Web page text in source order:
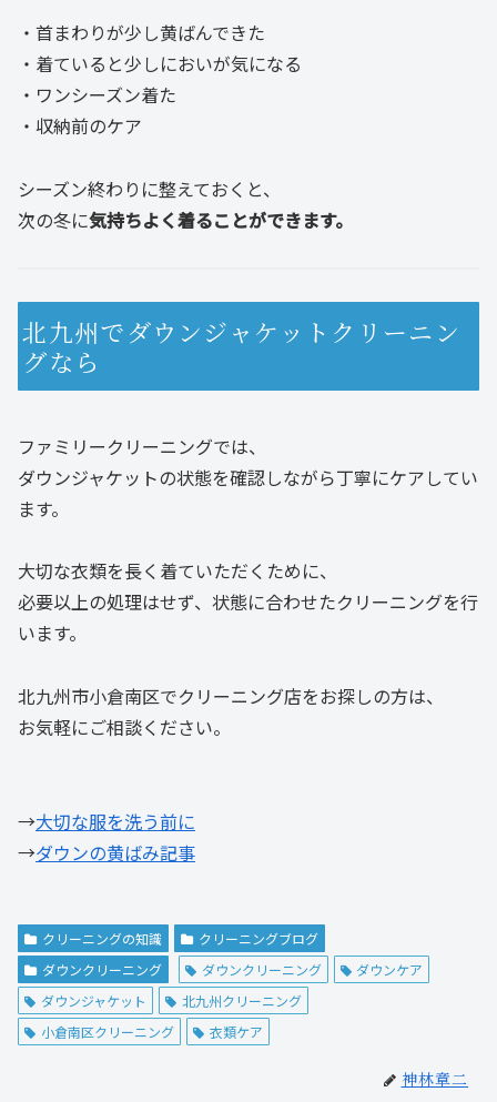
・首まわりが少し黄ばんできた
・着ていると少しにおいが気になる
・ワンシーズン着た
・収納前のケア
シーズン終わりに整えておくと、
次の冬に気持ちよく着ることができます。
北九州でダウンジャケットクリーニン
グなら
ファミリークリーニングでは、
ダウンジャケットの状態を確認しながら丁寧にケアしてい
ます。
大切な衣類を長く着ていただくために、
必要以上の処理はせず、状態に合わせたクリーニングを行
います。
北九州市小倉南区でクリーニング店をお探しの方は、
お気軽にご相談ください。
→大切な服を洗う前に
→ダウンの黄ばみ記事
クリーニングの知識
クリーニングブログ
ダウンクリーニング
ダウンクリーニング
ダウンケア
ダウンジャケット
北九州クリーニング
小倉南区クリーニング
衣類ケア
神林章二